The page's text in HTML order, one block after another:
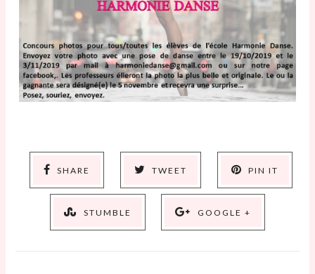
SHARE TWEET PIN IT
STUMBLE GOOGLE +